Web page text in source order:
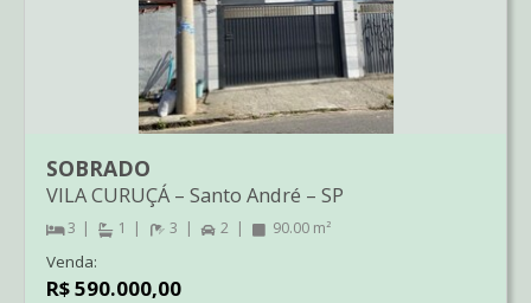
SOBRADO
VILA CURUÇÁ – Santo André – SP
3 1 3 2 90.00 m²
Venda:
R$ 590.000,00